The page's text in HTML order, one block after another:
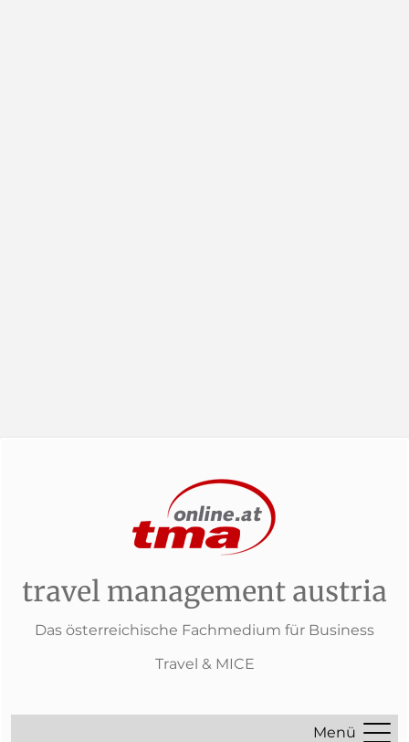
travel management austria
Das österreichische Fachmedium für Business
Travel & MICE
Menü